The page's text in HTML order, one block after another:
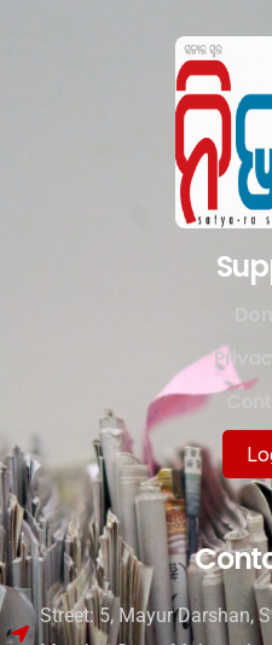
Street: 5, Mayur Darshan,